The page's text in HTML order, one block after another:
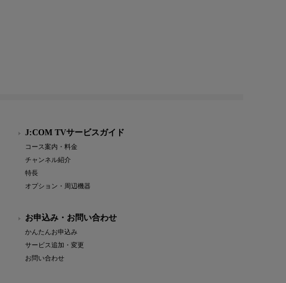
J:COM TVサービスガイド
コース案内・料金
チャンネル紹介
特長
オプション・周辺機器
お申込み・お問い合わせ
かんたんお申込み
サービス追加・変更
お問い合わせ